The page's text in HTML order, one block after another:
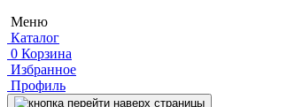
Меню
Каталог
0 Корзина
Избранное
Профиль